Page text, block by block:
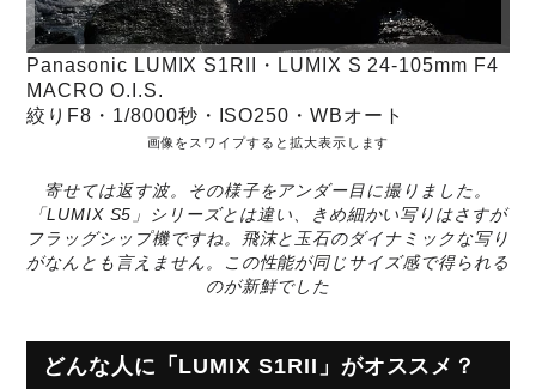
Panasonic LUMIX S1RII・LUMIX S 24-105mm F4
MACRO O.I.S.
絞りF8・1/8000秒・ISO250・WBオート
画像をスワイプすると拡大表示します
寄せては返す波。その様子をアンダー目に撮りました。
「LUMIX S5」シリーズとは違い、きめ細かい写りはさすが
フラッグシップ機ですね。飛沫と玉石のダイナミックな写り
がなんとも言えません。この性能が同じサイズ感で得られる
のが新鮮でした
どんな人に「LUMIX S1RII」がオススメ？